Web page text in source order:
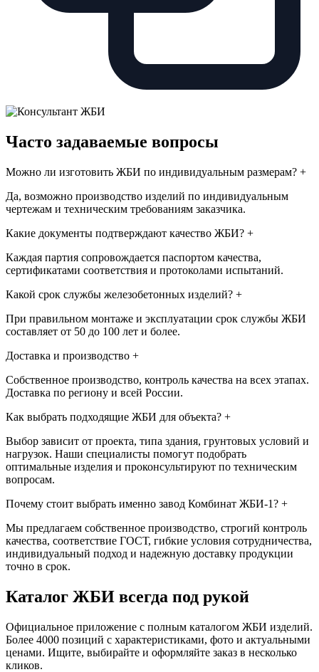
Часто задаваемые вопросы
Можно ли изготовить ЖБИ по индивидуальным размерам? +
Да, возможно производство изделий по индивидуальным
чертежам и техническим требованиям заказчика.
Какие документы подтверждают качество ЖБИ? +
Каждая партия сопровождается паспортом качества,
сертификатами соответствия и протоколами испытаний.
Какой срок службы железобетонных изделий? +
При правильном монтаже и эксплуатации срок службы ЖБИ
составляет от 50 до 100 лет и более.
Доставка и производство +
Собственное производство, контроль качества на всех этапах.
Доставка по региону и всей России.
Как выбрать подходящие ЖБИ для объекта? +
Выбор зависит от проекта, типа здания, грунтовых условий и
нагрузок. Наши специалисты помогут подобрать
оптимальные изделия и проконсультируют по техническим
вопросам.
Почему стоит выбрать именно завод Комбинат ЖБИ-1? +
Мы предлагаем собственное производство, строгий контроль
качества, соответствие ГОСТ, гибкие условия сотрудничества,
индивидуальный подход и надежную доставку продукции
точно в срок.
Каталог ЖБИ всегда под рукой
Официальное приложение с полным каталогом ЖБИ изделий.
Более 4000 позиций с характеристиками, фото и актуальными
ценами. Ищите, выбирайте и оформляйте заказ в несколько
кликов.